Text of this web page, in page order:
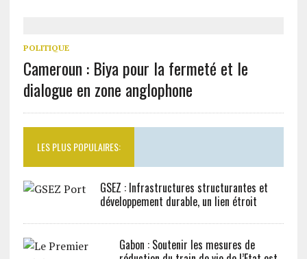
POLITIQUE
Cameroun : Biya pour la fermeté et le
dialogue en zone anglophone
LES PLUS POPULAIRES:
GSEZ : Infrastructures structurantes et
développement durable, un lien étroit
Gabon : Soutenir les mesures de